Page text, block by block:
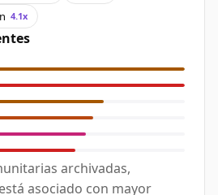
4.1x
archivadas,
asociado con mayor